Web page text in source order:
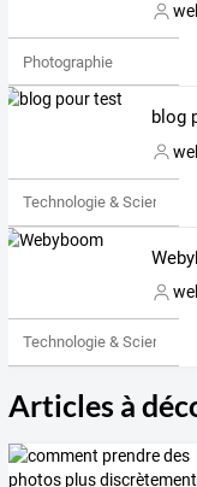
Photographie
blog
Technologie & Science
Technologie & Science
Articles à